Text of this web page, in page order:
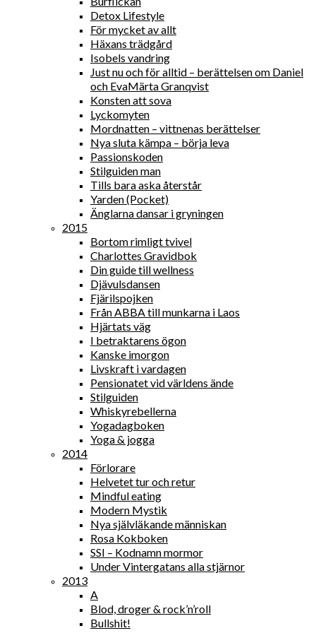
Detox Lifestyle
För mycket av allt
Häxans trädgård
Isobels vandring
Just nu och för alltid – berättelsen om Daniel
och EvaMärta Granqvist
Konsten att sova
Lyckomyten
Mordnatten – vittnenas berättelser
Nya sluta kämpa – börja leva
Passionskoden
Stilguiden man
Tills bara aska återstår
Yarden (Pocket)
Änglarna dansar i gryningen
2015
Bortom rimligt tvivel
Charlottes Gravidbok
Din guide till wellness
Djävulsdansen
Fjärilspojken
Från ABBA till munkarna i Laos
Hjärtats väg
I betraktarens ögon
Kanske imorgon
Livskraft i vardagen
Pensionatet vid världens ände
Stilguiden
Whiskyrebellerna
Yogadagboken
Yoga & jogga
2014
Förlorare
Helvetet tur och retur
Mindful eating
Modern Mystik
Nya självläkande människan
Rosa Kokboken
SSI – Kodnamn mormor
Under Vintergatans alla stjärnor
2013
A
Blod, droger & rock’n’roll
Bullshit!